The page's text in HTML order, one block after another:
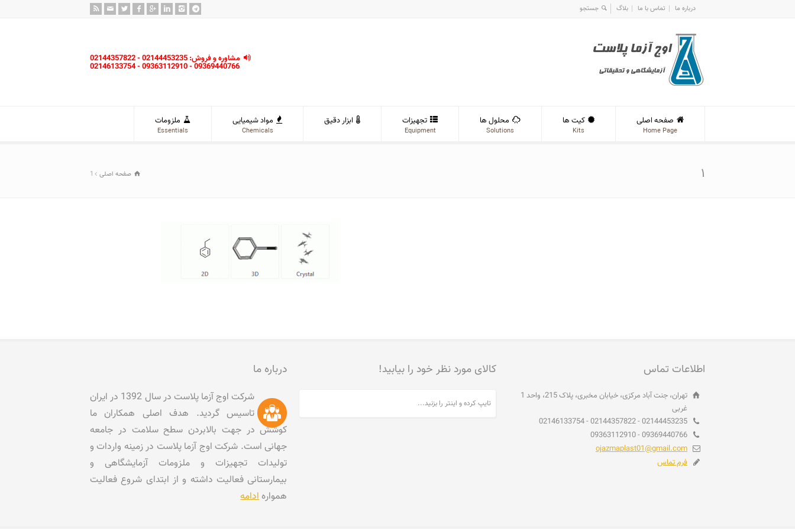
درباره ما تماس با ما بلاگ
مشاوره و فروش: 02144453235 - 02144357822
09369440766 - 09363112910 - 02146133754
صفحه اصلی
Home Page
کیت ها
Kits
محلول ها
Solutions
تجهیزات
Equipment
ابزار دقیق مواد شیمیایی
Chemicals
ملزومات
Essentials
۱ صفحه اصلی 1
اطلاعات تماس
تهران، جنت آباد مرکزی، خیابان مخبری، پلاک 215، واحد 1
غربی
02144453235 - 02144357822 - 02146133754
09369440766 - 09363112910
ojazmaplast01@gmail.com
فرم تماس
کالای مورد نظر خود را بیابید! درباره ما
شرکت اوج آزما پلاست در سال 1392 در ایران
تاسیس گردید. هدف اصلی همکاران ما
کوشش در جهت بالابردن سطح سلامت در جامعه
جهانی است. شرکت اوج آزما پلاست در زمینه واردات و
تولیدات تجهیزات و ملزومات آزمایشگاهی و
بیمارستانی فعالیت داشته و از ابتدای شروع فعالیت
هموارهادامه